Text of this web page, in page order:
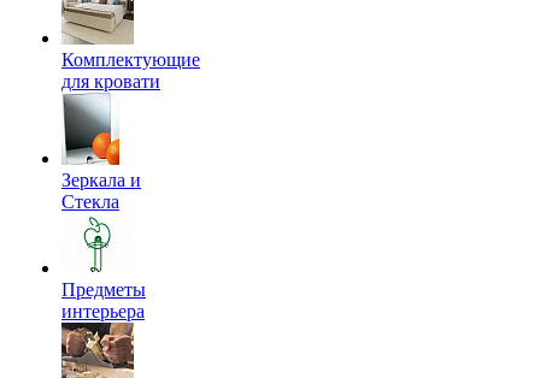
Комплектующие
для кровати
Зеркала и
Стекла
Предметы
интерьера